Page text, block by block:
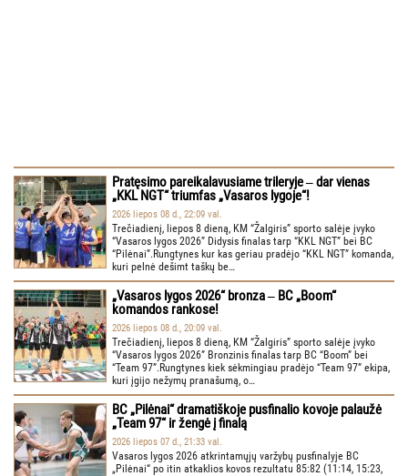
Pratęsimo pareikalavusiame trileryje ‒ dar vienas
„KKL NGT“ triumfas „Vasaros lygoje“!
2026 liepos 08 d., 22:09 val.
Trečiadienį, liepos 8 dieną, KM “Žalgiris” sporto salėje įvyko
“Vasaros lygos 2026” Didysis finalas tarp “KKL NGT” bei BC
“Pilėnai”.Rungtynes kur kas geriau pradėjo “KKL NGT” komanda,
kuri pelnė dešimt taškų be…
„Vasaros lygos 2026“ bronza ‒ BC „Boom“
komandos rankose!
2026 liepos 08 d., 20:09 val.
Trečiadienį, liepos 8 dieną, KM “Žalgiris” sporto salėje įvyko
“Vasaros lygos 2026” Bronzinis finalas tarp BC “Boom” bei
“Team 97”.Rungtynes kiek sėkmingiau pradėjo “Team 97” ekipa,
kuri įgijo nežymų pranašumą, o…
BC „Pilėnai“ dramatiškoje pusfinalio kovoje palaužė
„Team 97“ ir žengė į finalą
2026 liepos 07 d., 21:33 val.
Vasaros lygos 2026 atkrintamųjų varžybų pusfinalyje BC
„Pilėnai“ po itin atkaklios kovos rezultatu 85:82 (11:14, 15:23,